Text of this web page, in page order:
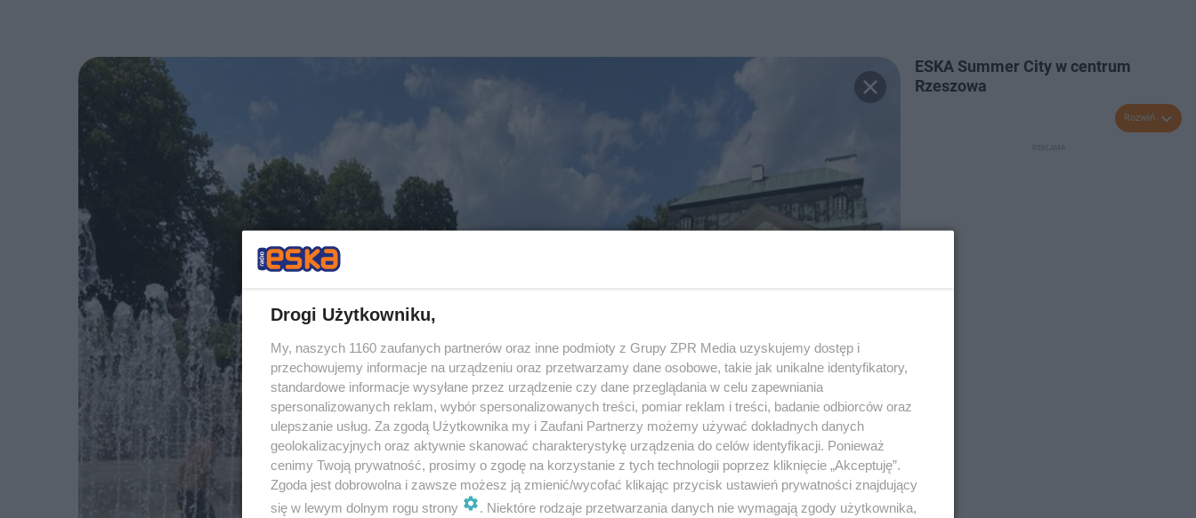
ESKA Summer City w centrum
Rzeszowa
Rozwiń
Drogi Użytkowniku,
My, naszych 1160 zaufanych partnerów oraz inne podmioty z Grupy ZPR Media uzyskujemy dostęp i
przechowujemy informacje na urządzeniu oraz przetwarzamy dane osobowe, takie jak unikalne identyfikatory,
standardowe informacje wysyłane przez urządzenie czy dane przeglądania w celu zapewniania
spersonalizowanych reklam, wybór spersonalizowanych treści, pomiar reklam i treści, badanie odbiorców oraz
ulepszanie usług. Za zgodą Użytkownika my i Zaufani Partnerzy możemy używać dokładnych danych
geolokalizacyjnych oraz aktywnie skanować charakterystykę urządzenia do celów identyfikacji. Ponieważ
cenimy Twoją prywatność, prosimy o zgodę na korzystanie z tych technologii poprzez kliknięcie „Akceptuję”.
Zgoda jest dobrowolna i zawsze możesz ją zmienić/wycofać klikając przycisk ustawień prywatności znajdujący
się w lewym dolnym rogu strony
. Niektóre rodzaje przetwarzania danych nie wymagają zgody użytkownika,